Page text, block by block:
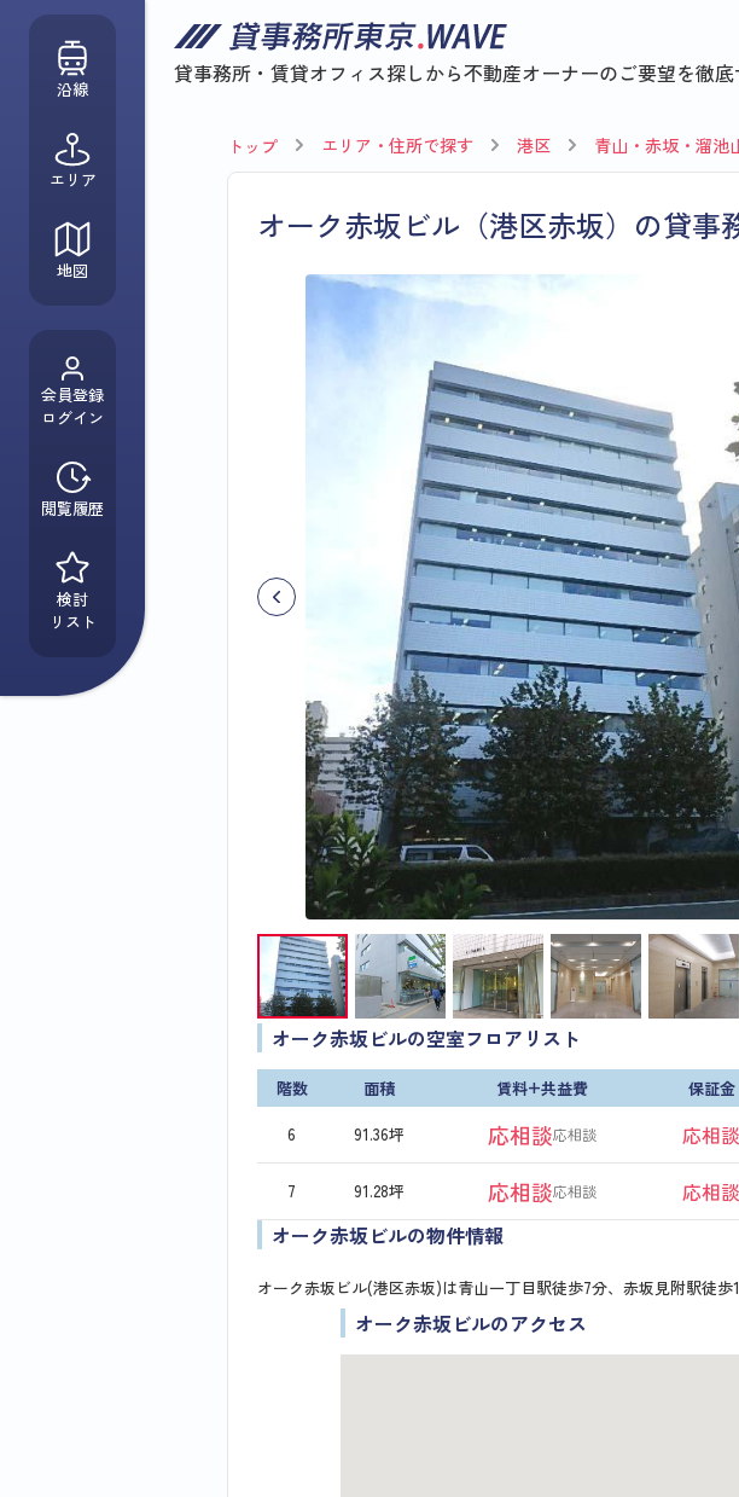
貸事務所・賃貸オフィス探しから不動産オーナーのご要望を徹底
沿線
エリア
地図
会員登録
ログイン
閲覧履歴
検討
リスト
トップ エリア・住所で探す 港区 青山・赤坂・溜池
オーク赤坂ビル（港区赤坂）の貸事
オーク赤坂ビルの空室フロアリスト
階数 面積 賃料+共益費 保証金
6
91.36坪 応相談応相談 応相談
7 91.28坪 応相談応相談 応相談
オーク赤坂ビルの物件情報
オーク赤坂ビル(港区赤坂)は青山一丁目駅徒歩7分、赤坂見附駅徒歩
オーク赤坂ビルのアクセス